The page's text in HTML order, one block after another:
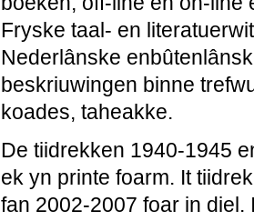
Fryske taal- en
Nederlânske
beskriuwingen binne
koades, taheakke.
De tiidrekken 1940-1945
ek yn printe foarm. It
fan 2002-2007 foar in